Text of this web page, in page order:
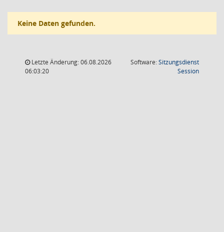
Keine Daten gefunden.
Letzte Änderung: 06.08.2026
06:03:20
Software:Sitzungsdienst
Session(Wird in